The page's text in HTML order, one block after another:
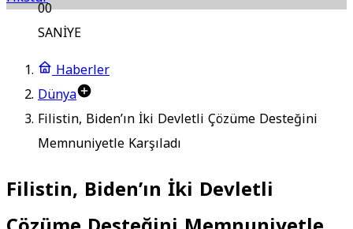
00
SANİYE
Haberler
Dünya
Filistin, Biden’ın İki Devletli Çözüme Desteğini
Memnuniyetle Karşıladı
Filistin, Biden’ın İki Devletli